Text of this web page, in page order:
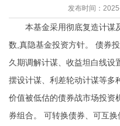
发布时间：
本基金采用彻底复造计谋
数,真隐基金投资方针。 债券
久期调解计谋、收益坦白线设
摆设计谋、利差轮动计谋等多
价值被低估的债券战市场投资
券组合。 可转换债券、可互